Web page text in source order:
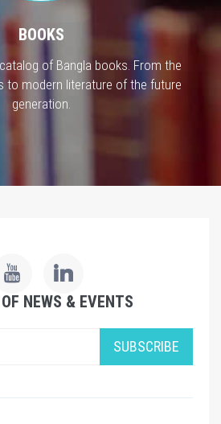
BOOKS
of Bangla books. From the
to modern literature of the future
generation.
NEWS & EVENTS
SUBSCRIBE